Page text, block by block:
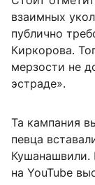
взаимных
публично
Киркорова.
мерзости не
эстраде».
Та кампания
певца
Кушанашвили.
на YouTube